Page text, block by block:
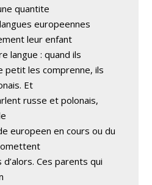
quantite
europeennes
leur enfant
langue : quand ils
petit les comprenne, ils
Et
russe et polonais,
europeen en cours ou du
Ces parents qui